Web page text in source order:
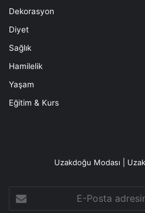
Dekorasyon
Diyet
Sağlık
Hamilelik
Yaşam
Eğitim & Kurs
Uzakdoğu Modası |
Posta